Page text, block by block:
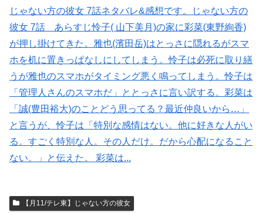
じゃない方の彼女 7話ネタバレ&感想です。じゃない方の
彼女 7話 あらすじ怜子( 山下美月)の家に彩菜(東野絢香)
が押し掛けてきた。雅也(濱田岳)はとっさに隠れるがスマ
ホを机に置きっぱなしにしてしまう。怜子は必死に取り繕
うが雅也のスマホがタイミング悪く鳴ってしまう。怜子は
「管理人さんのスマホだ」ととっさに言い訳する。彩菜は
「誠(豊田裕大)のことどう思ってる？最近仲良いから…」
と言うが、怜子は「特別な感情はない。他に好きな人がい
る。すごく特別な人。その人だけ。だから心配になること
ない。」と伝えた。 彩菜は...
【月11/テレ東】じゃない方の彼女